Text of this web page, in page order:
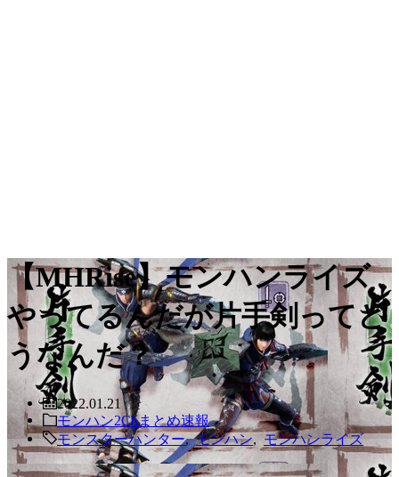
【MHRise】モンハンライズ
やってるんだが片手剣ってど
うなんだ？
2022.01.21
モンハン2Chまとめ速報
モンスターハンター,モンハン ,モンハンライズ